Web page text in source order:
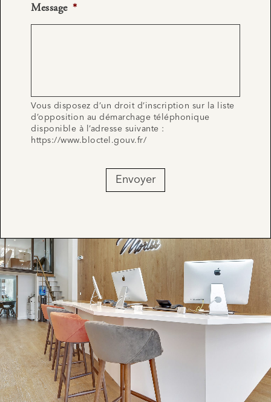
Message *
Vous disposez d’un droit d’inscription sur la liste
d’opposition au démarchage téléphonique
disponible à l’adresse suivante :
https://www.bloctel.gouv.fr/
Envoyer